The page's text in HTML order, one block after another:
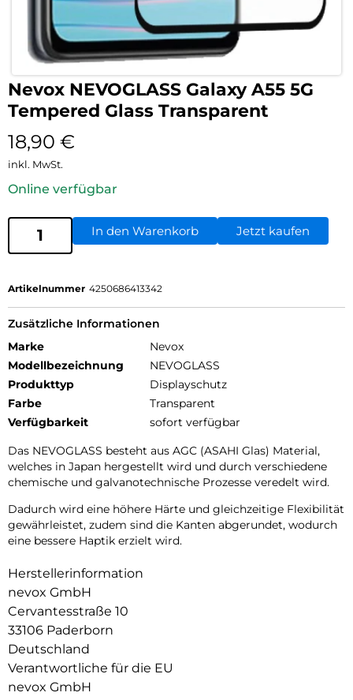
Nevox NEVOGLASS Galaxy A55 5G
Tempered Glass Transparent
18,90 €
inkl. MwSt.
Online verfügbar
In den Warenkorb Jetzt kaufen
Artikelnummer 4250686413342
Zusätzliche Informationen
Marke
Nevox
Modellbezeichnung
NEVOGLASS
Produkttyp
Displayschutz
Farbe
Transparent
Verfügbarkeit
sofort verfügbar
Das NEVOGLASS besteht aus AGC (ASAHI Glas) Material,
welches in Japan hergestellt wird und durch verschiedene
chemische und galvanotechnische Prozesse veredelt wird.
Dadurch wird eine höhere Härte und gleichzeitige Flexibilität
gewährleistet, zudem sind die Kanten abgerundet, wodurch
eine bessere Haptik erzielt wird.
Herstellerinformation
nevox GmbH
Cervantesstraße 10
33106 Paderborn
Deutschland
Verantwortliche für die EU
nevox GmbH